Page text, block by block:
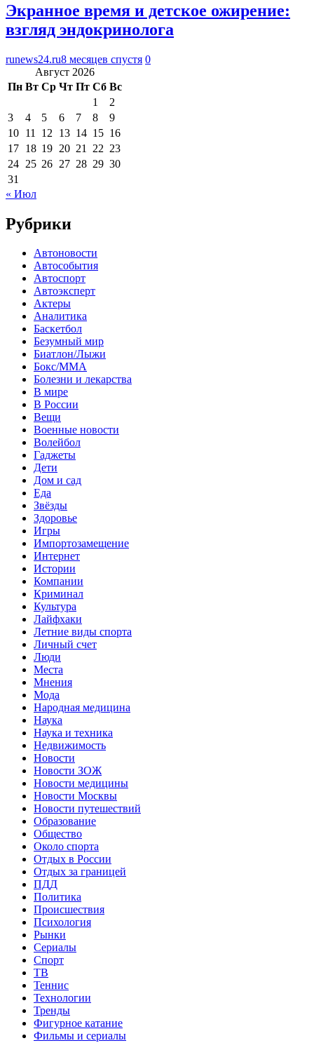
Экранное время и детское ожирение:
взгляд эндокринолога
runews24.ru8 месяцев спустя 0
Август 2026
Пн Вт Ср Чт Пт Сб Вс
1
2
3
4 5 6 7 8
9
10 11 12 13 14 15 16
17 18 19 20 21 22 23
24 25 26 27 28 29 30
31
« Июл
Рубрики
Автоновости
Автособытия
Автоспорт
Автоэксперт
Актеры
Аналитика
Баскетбол
Безумный мир
Биатлон/Лыжи
Бокс/MMA
Болезни и лекарства
В мире
В России
Вещи
Военные новости
Волейбол
Гаджеты
Дети
Дом и сад
Еда
Звёзды
Здоровье
Игры
Импортозамещение
Интернет
Истории
Компании
Криминал
Культура
Лайфхаки
Летние виды спорта
Личный счет
Люди
Места
Мнения
Мода
Народная медицина
Наука
Наука и техника
Недвижимость
Новости
Новости ЗОЖ
Новости медицины
Новости Москвы
Новости путешествий
Образование
Общество
Около спорта
Отдых в России
Отдых за границей
ПДД
Политика
Происшествия
Психология
Рынки
Сериалы
Спорт
ТВ
Теннис
Технологии
Тренды
Фигурное катание
Фильмы и сериалы